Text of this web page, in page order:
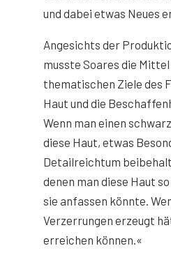
und dabei etwas Neues
Angesichts der
musste Soares die
thematischen Ziele des
Haut und die
Wenn man einen
diese Haut, etwas
Detailreichtum
denen man diese Haut
sie anfassen könnte.
Verzerrungen erzeugt
erreichen können.«